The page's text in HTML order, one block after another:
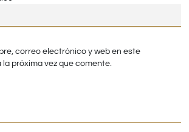
correo electrónico y web en este
la próxima vez que comente.